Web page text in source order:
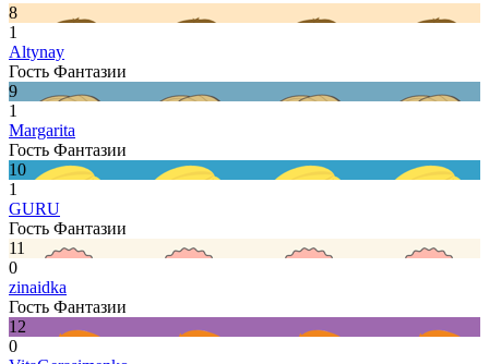
8
1
Altynay
Гость Фантазии
9
1
Margarita
Гость Фантазии
10
1
GURU
Гость Фантазии
11
0
zinaidka
Гость Фантазии
12
0